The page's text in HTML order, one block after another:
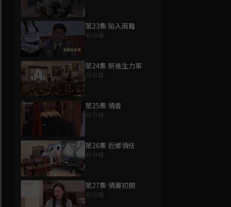
第23集 陷入兩難
48分鐘
第24集 新進生力軍
48分鐘
第25集 情書
48分鐘
第26集 近鄉情怯
48分鐘
第27集 情竇初開
48分鐘